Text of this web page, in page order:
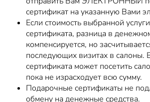
сертификат на указанную Вами
Если стоимость выбранной
сертификата, разница в
компенсируется, но
последующих визитах в салоны.
сертификата может посетить
пока не израсходует всю сумму.
Подарочные сертификаты не
обмену на денежные средства.